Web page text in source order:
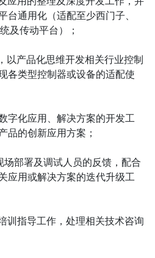
台通用化（适配至少西门子、
及传动平台）；
以产品化思维开发相关行业控制
各类型控制器或设备的适配使
字化应用、解决方案的开发工
品的创新应用方案；
部署及调试人员的反馈，配合
应用或解决方案的迭代升级工
训指导工作，处理相关技术咨询